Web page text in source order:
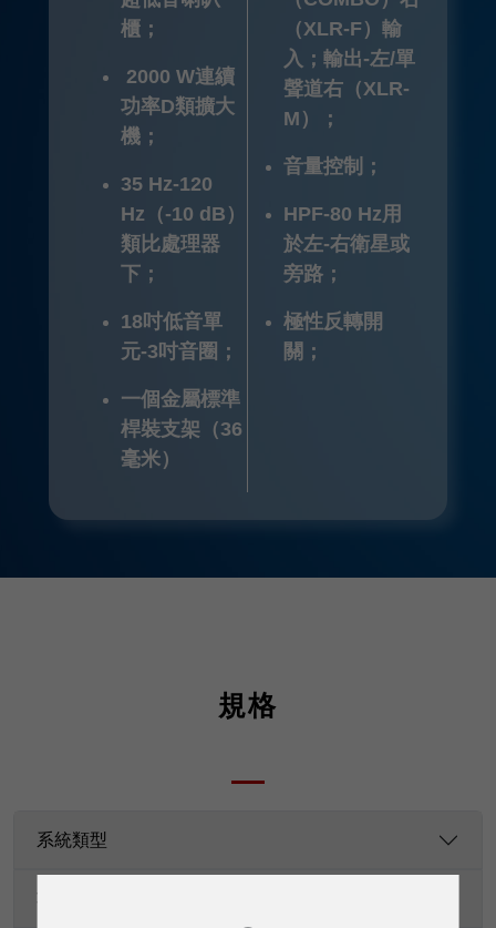
櫃；
2000 W連續
功率D類擴大
機；
35 Hz-120
Hz（-10 dB）
類比處理器
下；
18吋低音單
元-3吋音圈；
一個金屬標準
桿裝支架（36
毫米）
（XLR-F）輸
入；輸出-左/單
聲道右（XLR-
M）；
音量控制；
HPF-80 Hz用
於左-右衛星或
旁路；
極性反轉開
關；
規格
系統類型
功率額定值